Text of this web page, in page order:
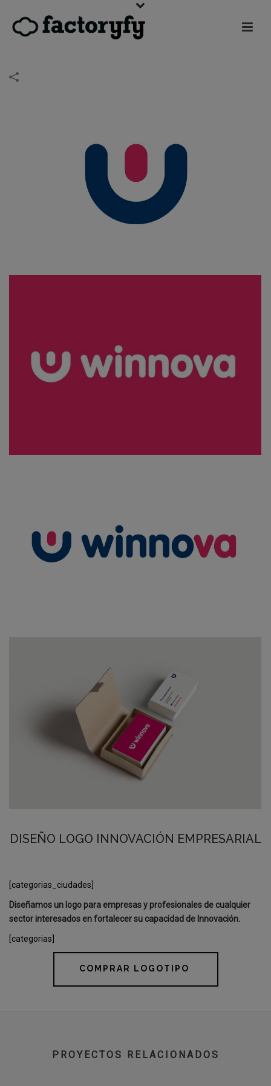
DISEÑO LOGO INNOVACIÓN EMPRESARIAL
[categorias_ciudades]
Diseñamos un logo para empresas y profesionales de cualquier
sector interesados en fortalecer su capacidad de Innovación.
[categorias]
COMPRAR LOGOTIPO
PROYECTOS RELACIONADOS